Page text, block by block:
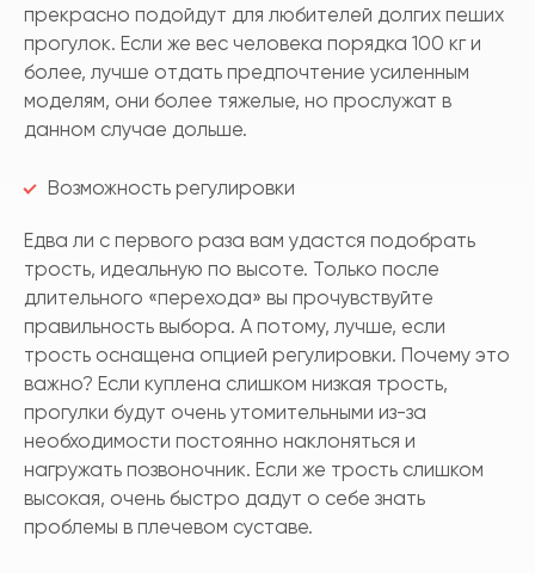
прекрасно подойдут для любителей долгих пеших
прогулок. Если же вес человека порядка 100 кг и
более, лучше отдать предпочтение усиленным
моделям, они более тяжелые, но прослужат в
данном случае дольше.
Возможность регулировки
Едва ли с первого раза вам удастся подобрать
трость, идеальную по высоте. Только после
длительного «перехода» вы прочувствуйте
правильность выбора. А потому, лучше, если
трость оснащена опцией регулировки. Почему это
важно? Если куплена слишком низкая трость,
прогулки будут очень утомительными из-за
необходимости постоянно наклоняться и
нагружать позвоночник. Если же трость слишком
высокая, очень быстро дадут о себе знать
проблемы в плечевом суставе.